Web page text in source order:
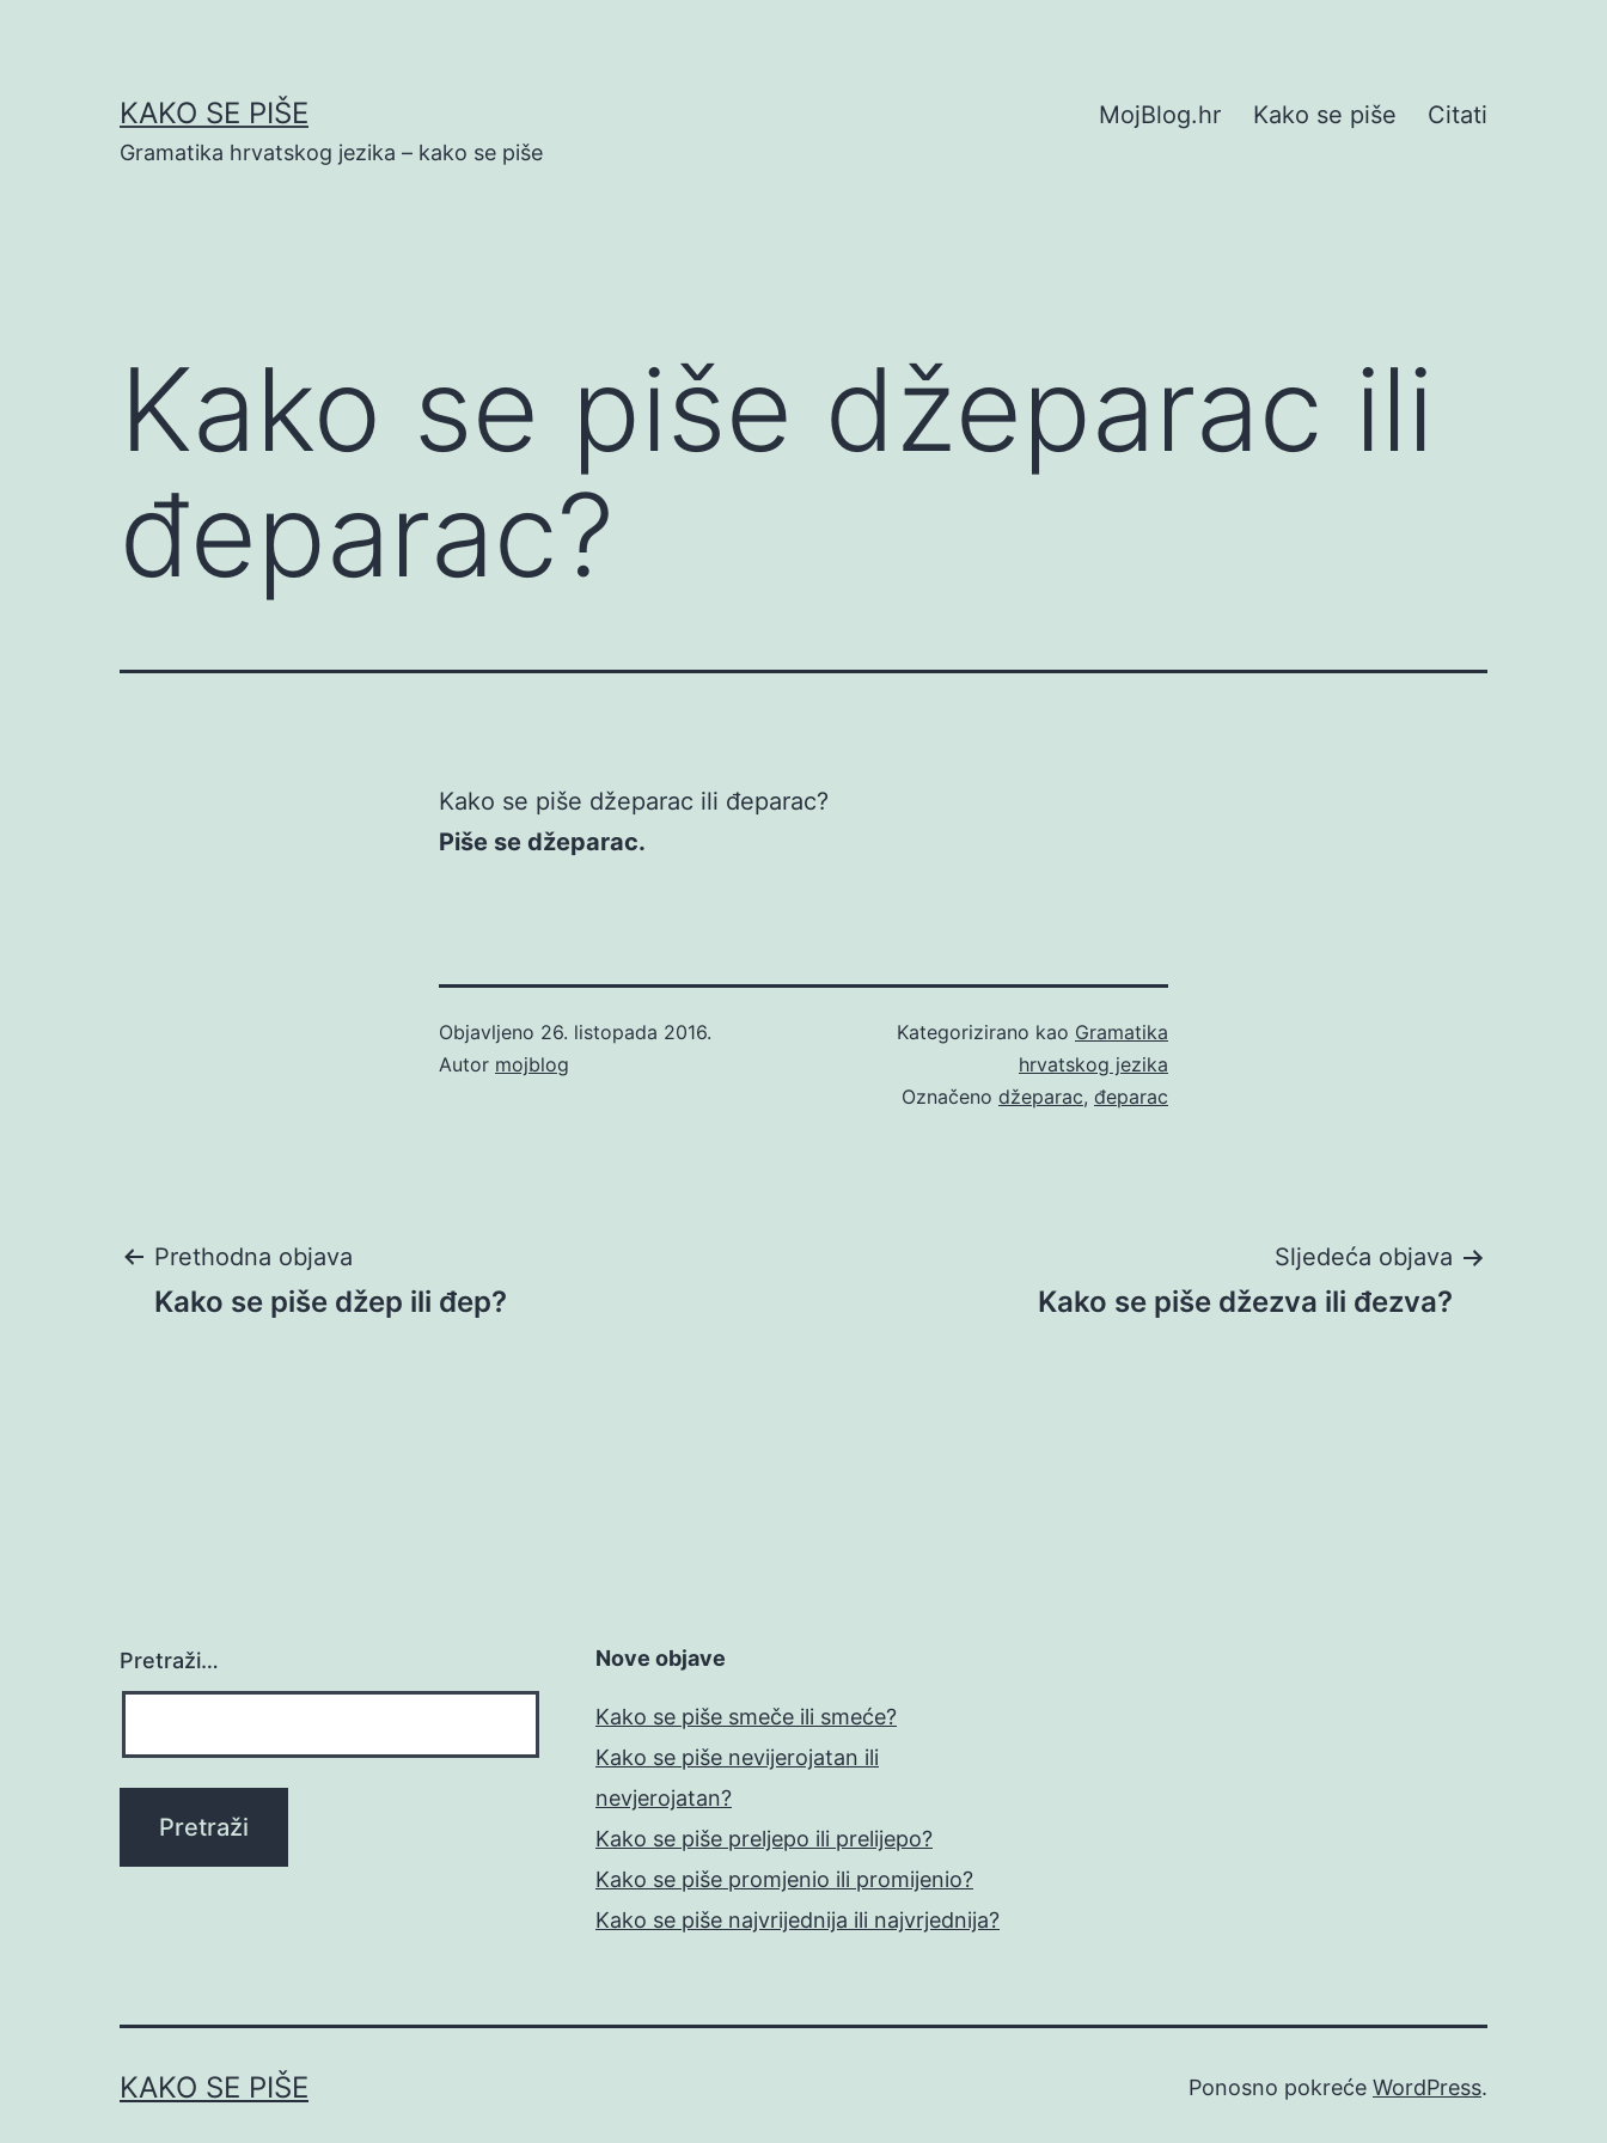
KAKO SE PIŠE
Gramatika hrvatskog jezika – kako se piše
MojBlog.hr Kako se piše Citati
Kako se piše džeparac ili
đeparac?
Kako se piše džeparac ili đeparac?
Piše se džeparac.
Objavljeno 26. listopada 2016.
Autor mojblog
Kategorizirano kao Gramatika
hrvatskog jezika
Označeno džeparac, đeparac
Navigacija
Prethodna objava
Kako se piše džep ili đep?
Sljedeća objava
Kako se piše džezva ili đezva?
Pretraži… Nove objave
Kako se piše smeče ili smeće?
Kako se piše nevijerojatan ili
nevjerojatan?
Kako se piše preljepo ili prelijepo?
Kako se piše promjenio ili promijenio?
Kako se piše najvrijednija ili najvrjednija?
KAKO SE PIŠE Ponosno pokreće WordPress.